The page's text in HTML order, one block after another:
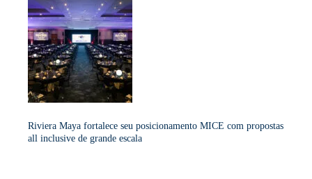
Riviera Maya fortalece seu posicionamento MICE com propostas
all inclusive de grande escala